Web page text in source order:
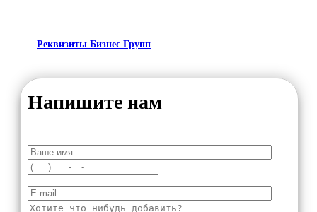
Реквизиты Бизнес Групп
Напишите нам